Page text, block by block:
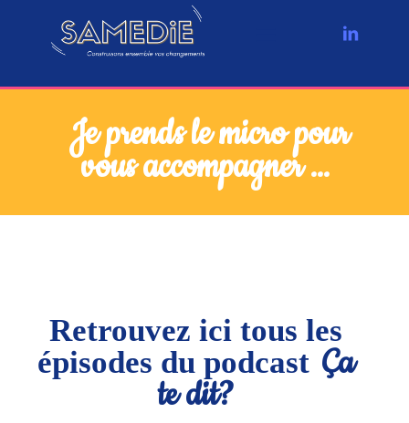
Je prends le micro pour
vous accompagner ...
Retrouvez ici tous les
épisodes du podcast Ça
te dit?